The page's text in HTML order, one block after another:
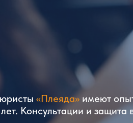
«Плеяда»имеют
Консультации и защита